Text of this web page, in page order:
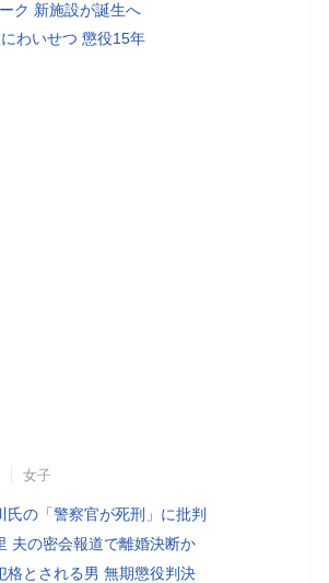
ク 新施設が誕生へ
わいせつ 懲役15年
女子
氏の「警察官が死刑」に批判
夫の密会報道で離婚決断か
格とされる男 無期懲役判決